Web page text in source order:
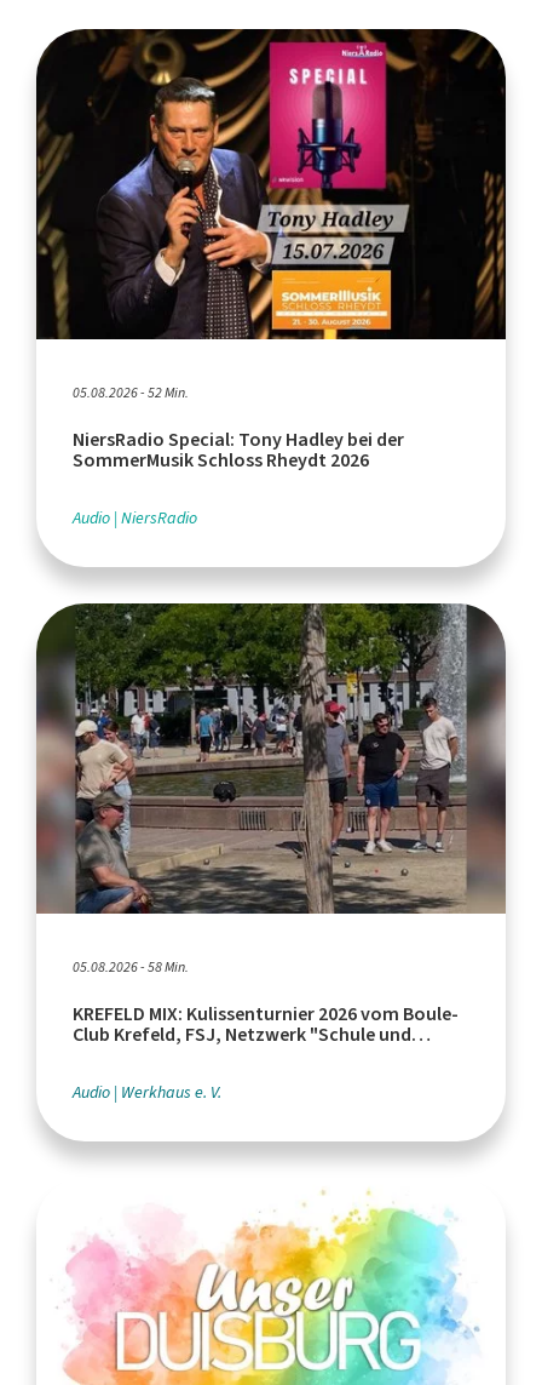
05.08.2026 - 52 Min.
NiersRadio Special: Tony Hadley bei der
SommerMusik Schloss Rheydt 2026
Audio NiersRadio
05.08.2026 - 58 Min.
KREFELD MIX: Kulissenturnier 2026 vom Boule-
Club Krefeld, FSJ, Netzwerk "Schule und
Audio Werkhaus e. V.